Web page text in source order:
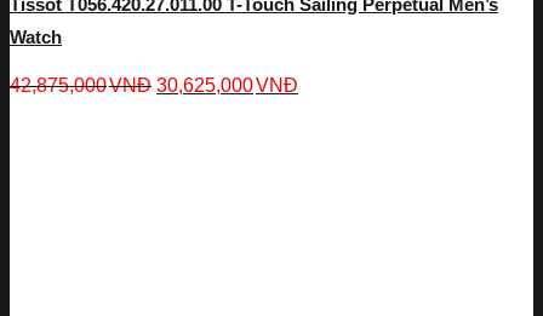
Watch
42,875,000VNĐ 30,625,000VNĐ